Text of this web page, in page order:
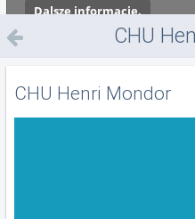
Dalsze informacje.
CHU
CHU Henri Mondor